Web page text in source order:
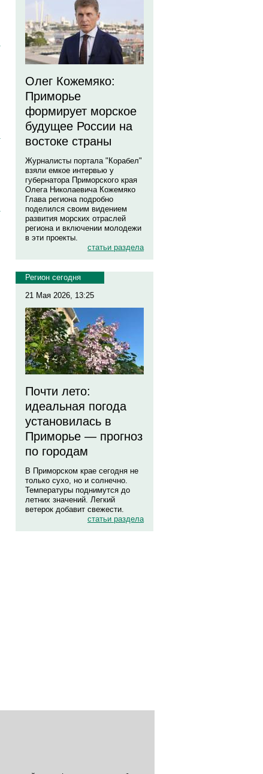
Олег Кожемяко:
Приморье
формирует морское
будущее России на
востоке страны
Журналисты портала "Корабел"
взяли емкое интервью у
губернатора Приморского края
Олега Николаевича Кожемяко
Глава региона подробно
поделился своим видением
развития морских отраслей
региона и включении молодежи
в эти проекты.
статьи раздела
Регион сегодня
21 Мая 2026, 13:25
Почти лето:
идеальная погода
установилась в
Приморье — прогноз
по городам
В Приморском крае сегодня не
только сухо, но и солнечно.
Температуры поднимутся до
летних значений. Легкий
ветерок добавит свежести.
статьи раздела